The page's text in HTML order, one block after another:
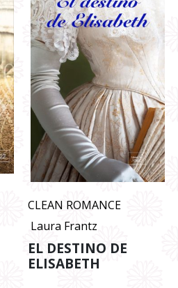
CLEAN ROMANCE
Laura Frantz
EL DESTINO DE
ELISABETH